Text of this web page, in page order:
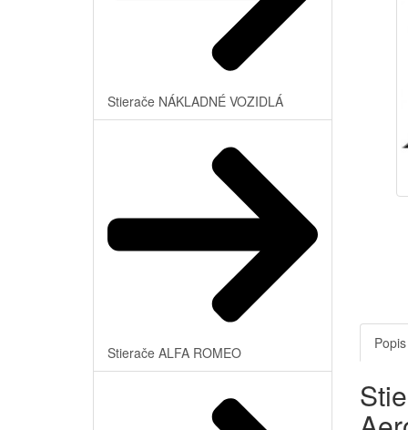
Stierače NÁKLADNÉ VOZIDLÁ
Stierače ALFA ROMEO
Popis